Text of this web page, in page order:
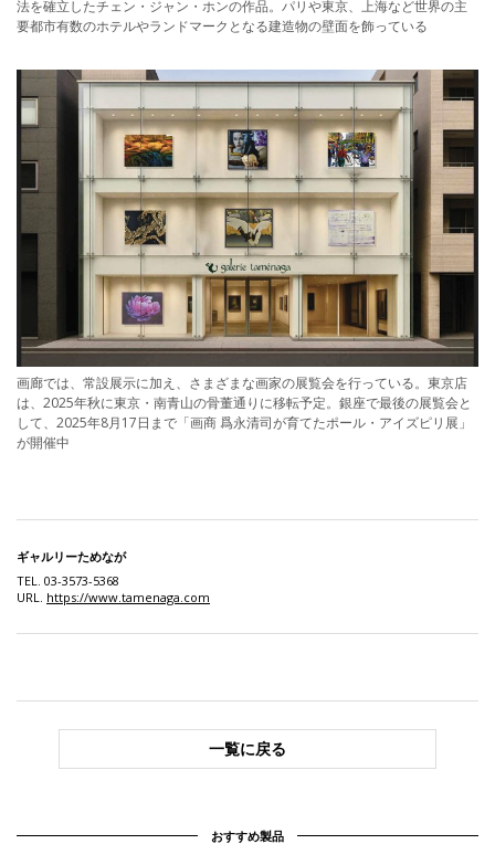
法を確立したチェン・ジャン・ホンの作品。パリや東京、上海など世界の主
要都市有数のホテルやランドマークとなる建造物の壁面を飾っている
画廊では、常設展示に加え、さまざまな画家の展覧会を行っている。東京店
は、2025年秋に東京・南青山の骨董通りに移転予定。銀座で最後の展覧会と
して、2025年8月17日まで「画商 爲永清司が育てたポール・アイズピリ展」
が開催中
ギャルリーためなが
TEL. 03-3573-5368
URL. https://www.tamenaga.com
一覧に戻る
おすすめ製品